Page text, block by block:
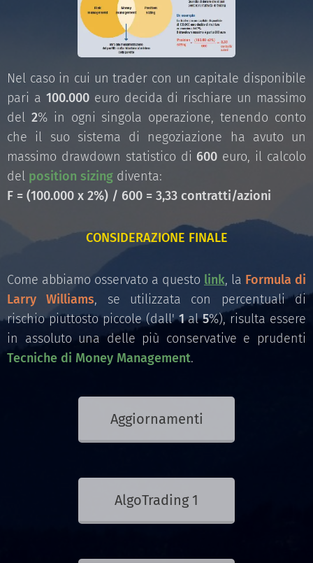
Nel caso in cui un trader con un capitale disponibile
pari a 100.000euro decida di rischiare un massimo
del 2% in ogni singola operazione, tenendo conto
che il suo sistema di negoziazione ha avuto un
massimo drawdown statistico di 600 euro, il calcolo
del position sizing diventa:
F = (100.000 x 2%) / 600 = 3,33 contratti/azioni
CONSIDERAZIONE FINALE
Come abbiamo osservato a questo link, la Formula di
Larry Williams, se utilizzata con percentuali di
rischio piuttosto piccole (dall'1al5%), risulta essere
in assoluto una delle più conservative e prudenti
Tecniche di Money Management.
Aggiornamenti
AlgoTrading 1